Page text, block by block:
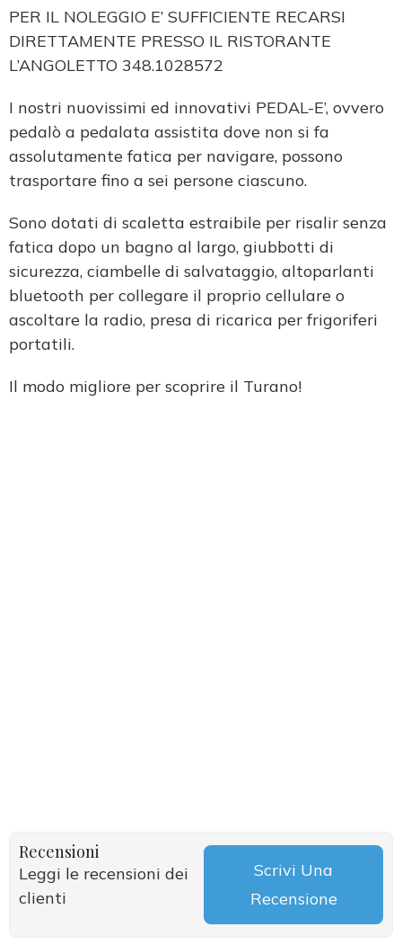
PER IL NOLEGGIO E’ SUFFICIENTE RECARSI
DIRETTAMENTE PRESSO IL RISTORANTE
L’ANGOLETTO 348.1028572
I nostri nuovissimi ed innovativi PEDAL-E’, ovvero
pedalò a pedalata assistita dove non si fa
assolutamente fatica per navigare, possono
trasportare fino a sei persone ciascuno.
Sono dotati di scaletta estraibile per risalir senza
fatica dopo un bagno al largo, giubbotti di
sicurezza, ciambelle di salvataggio, altoparlanti
bluetooth per collegare il proprio cellulare o
ascoltare la radio, presa di ricarica per frigoriferi
portatili.
Il modo migliore per scoprire il Turano!
Recensioni
Leggi le recensioni dei
clienti
Scrivi Una
Recensione